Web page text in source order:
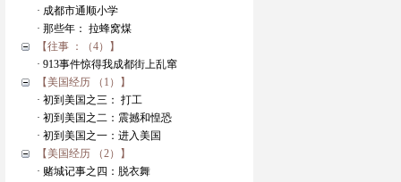
· 成都市通顺小学
· 那些年： 拉蜂窝煤
【往事 ：（4）】
· 913事件惊得我成都街上乱窜
【美国经历 （1）】
· 初到美国之三： 打工
· 初到美国之二：震撼和惶恐
· 初到美国之一：进入美国
【美国经历 （2）】
· 赌城记事之四：脱衣舞